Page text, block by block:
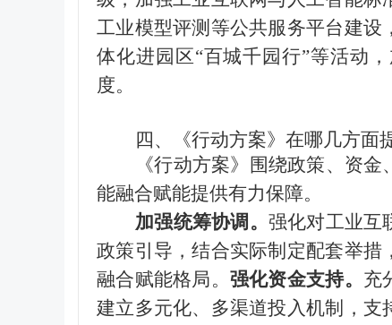
工业模型评测等公共服务平台建
体化进园区“百城千园行”等活动
度。
四、《行动方案》在哪几方面
《行动方案》围绕政策、资
能融合赋能提供有力保障。
加强统筹协调。 强化对工业互
政策引导，结合实际制定配套举
融合赋能格局。 强化资金支持。 充
建立多元化、多渠道投入机制，支